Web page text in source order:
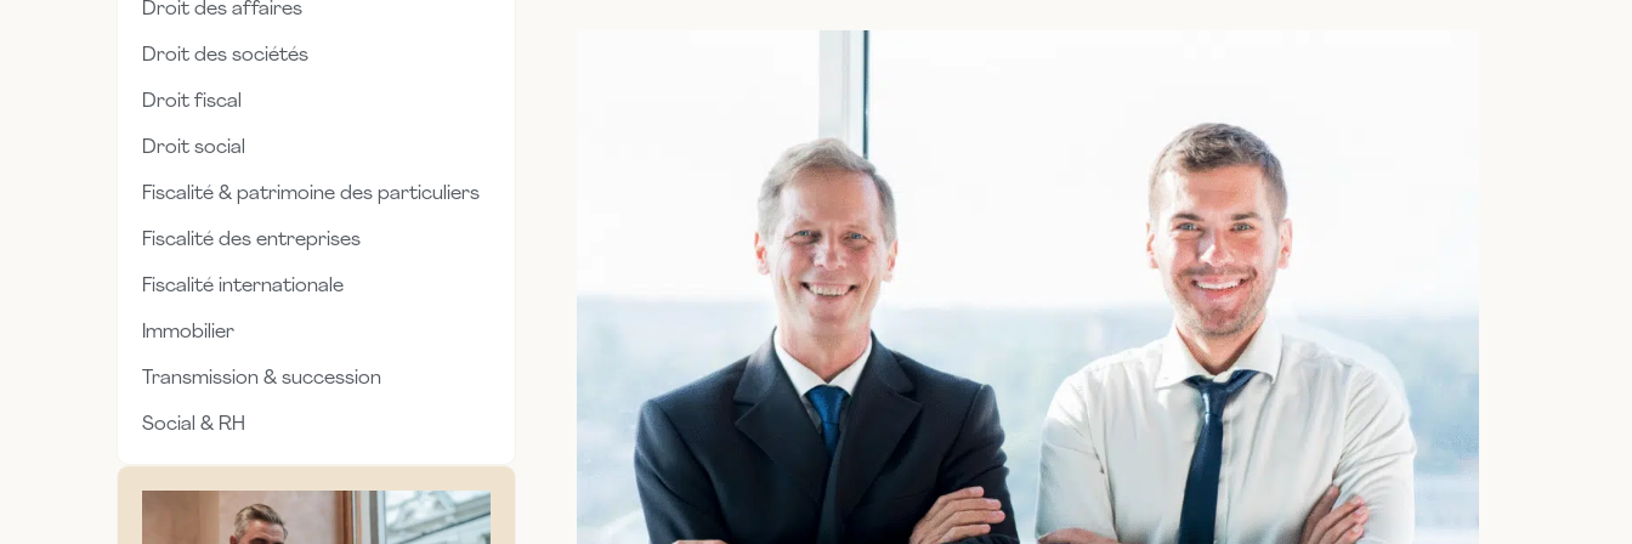
Droit des affaires
Droit des sociétés
Droit fiscal
Droit social
Fiscalité & patrimoine des particuliers
Fiscalité des entreprises
Fiscalité internationale
Immobilier
Transmission & succession
Social & RH